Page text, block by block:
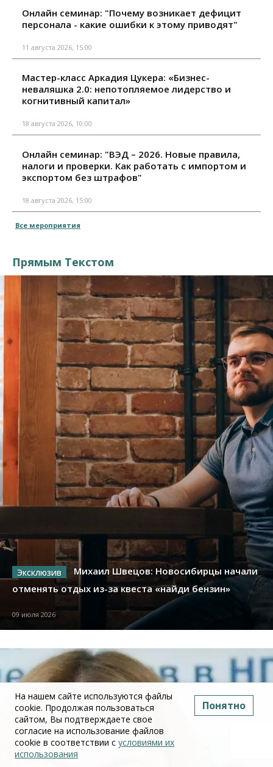
Онлайн семинар: "Почему возникает дефицит
персонала - какие ошибки к этому приводят"
11 августа 2026, 15:00
Мастер-класс Аркадия Цукера: «Бизнес-
неваляшка 2.0: непотопляемое лидерство и
когнитивный капитал»
18 августа 2026, 10:00
Онлайн семинар: "ВЭД – 2026. Новые правила,
налоги и проверки. Как работать с импортом и
экспортом без штрафов"
18 августа 2026, 15:00
Все мероприятия
Прямым Текстом
Михаил Швецов: Новосибирцы начали
отменять отдых из-за квеста «найди бензин»
09 июля 2026
На нашем сайте используются файлы
cookie. Продолжая пользоваться
сайтом, Вы подтверждаете свое
согласие на использование файлов
cookie в соответствии с условиями их
использования
Понятно